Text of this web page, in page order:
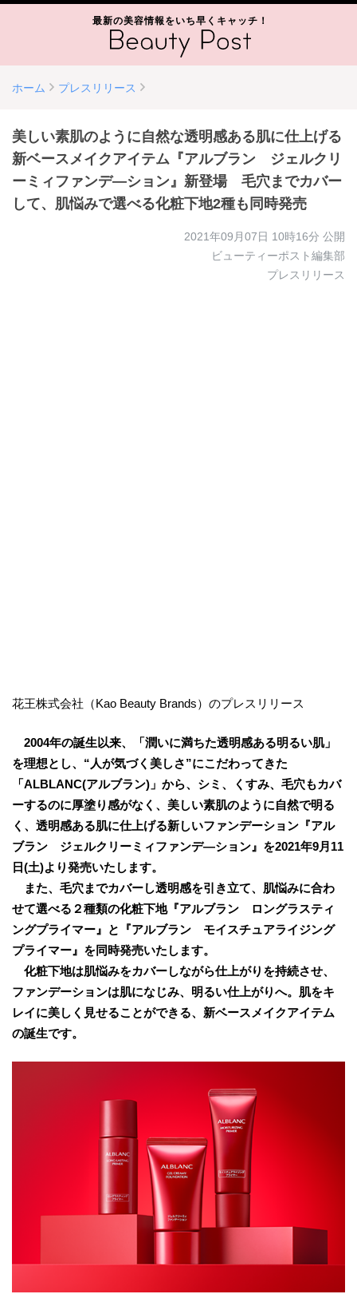
最新の美容情報をいち早くキャッチ！
ホーム プレスリリース
美しい素肌のように自然な透明感ある肌に仕上げる
新ベースメイクアイテム『アルブラン ジェルクリ
ーミィファンデ―ション』新登場 毛穴までカバー
して、肌悩みで選べる化粧下地2種も同時発売
2021年09月07日 10時16分 公開
ビューティーポスト編集部
プレスリリース
花王株式会社（Kao Beauty Brands）のプレスリリース
2004年の誕生以来、「潤いに満ちた透明感ある明るい肌」
を理想とし、“人が気づく美しさ”にこだわってきた
「ALBLANC(アルブラン)」から、シミ、くすみ、毛穴もカバ
ーするのに厚塗り感がなく、美しい素肌のように自然で明る
く、透明感ある肌に仕上げる新しいファンデーション『アル
ブラン ジェルクリーミィファンデ―ション』を2021年9月11
日(土)より発売いたします。
また、毛穴までカバーし透明感を引き立て、肌悩みに合わ
せて選べる２種類の化粧下地『アルブラン ロングラスティ
ングプライマー』と『アルブラン モイスチュアライジング
プライマー』を同時発売いたします。
化粧下地は肌悩みをカバーしながら仕上がりを持続させ、
ファンデーションは肌になじみ、明るい仕上がりへ。肌をキ
レイに美しく見せることができる、新ベースメイクアイテム
の誕生です。